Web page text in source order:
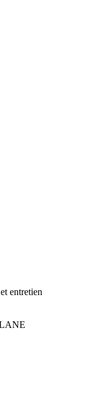
entretien